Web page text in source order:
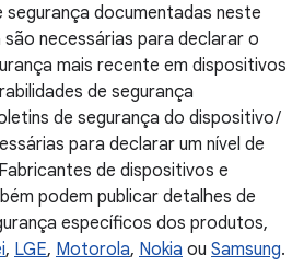
segurança documentadas neste
necessárias para declarar o
mais recente em dispositivos
de segurança
de segurança do dispositivo /
para declarar um nível de
de dispositivos e
podem publicar detalhes de
específicos dos produtos,
, LGE, Motorola, Nokia ou Samsung.